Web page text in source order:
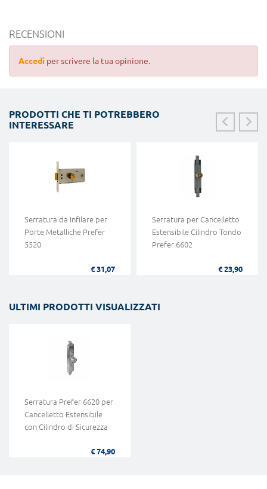
RECENSIONI
Accedi per scrivere la tua opinione.
PRODOTTI CHE TI POTREBBERO
INTERESSARE
Serratura da Infilare per
Porte Metalliche Prefer
5520
€ 31,07
Serratura per Cancelletto
Estensibile Cilindro Tondo
Prefer 6602
€ 23,90
ULTIMI PRODOTTI VISUALIZZATI
Serratura Prefer 6620 per
Cancelletto Estensibile
con Cilindro di Sicurezza
€ 74,90